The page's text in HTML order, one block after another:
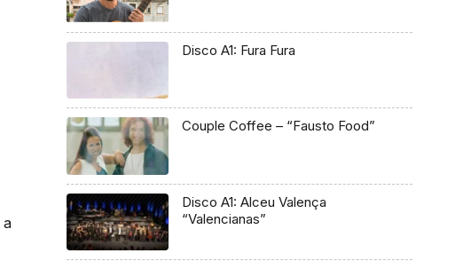
a
Disco A1: Fura Fura
Couple Coffee – “Fausto Food”
Disco A1: Alceu Valença
“Valencianas”